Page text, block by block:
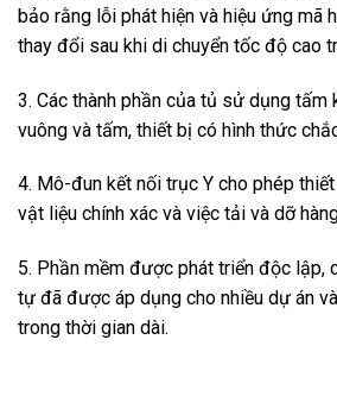
bảo rằng lỗi phát hiện và hiệu ứng mã
thay đổi sau khi di chuyển tốc độ cao
3. Các thành phần của tủ sử dụng
vuông và tấm, thiết bị có hình thức
4. Mô-đun kết nối trục Y cho phép
vật liệu chính xác và việc tải và dỡ
5. Phần mềm được phát triển độc lập,
tự đã được áp dụng cho nhiều dự án
trong thời gian dài.